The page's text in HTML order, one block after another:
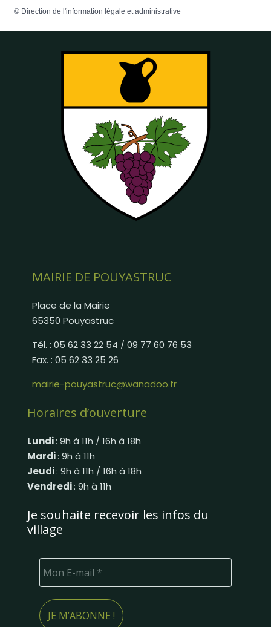
© Direction de l'information légale et administrative
MAIRIE DE POUYASTRUC
Place de la Mairie
65350 Pouyastruc
Tél. : 05 62 33 22 54 / 09 77 60 76 53
Fax. : 05 62 33 25 26
mairie-pouyastruc@wanadoo.fr
Horaires d’ouverture
Lundi: 9h à 11h / 16h à 18h
Mardi: 9h à 11h
Jeudi: 9h à 11h / 16h à 18h
Vendredi: 9h à 11h
Je souhaite recevoir les infos du
village